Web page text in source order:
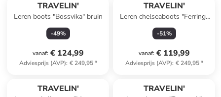
TRAVELIN'
Leren boots "Bossvika" bruin
-49%
vanaf: € 124,99
Adviesprijs (AVP): € 249,95*
TRAVELIN'
Leren chelseaboots "Ferring"
bruin
-51%
vanaf: € 119,99
Adviesprijs (AVP): € 249,95*
TRAVELIN' TRAVELIN'